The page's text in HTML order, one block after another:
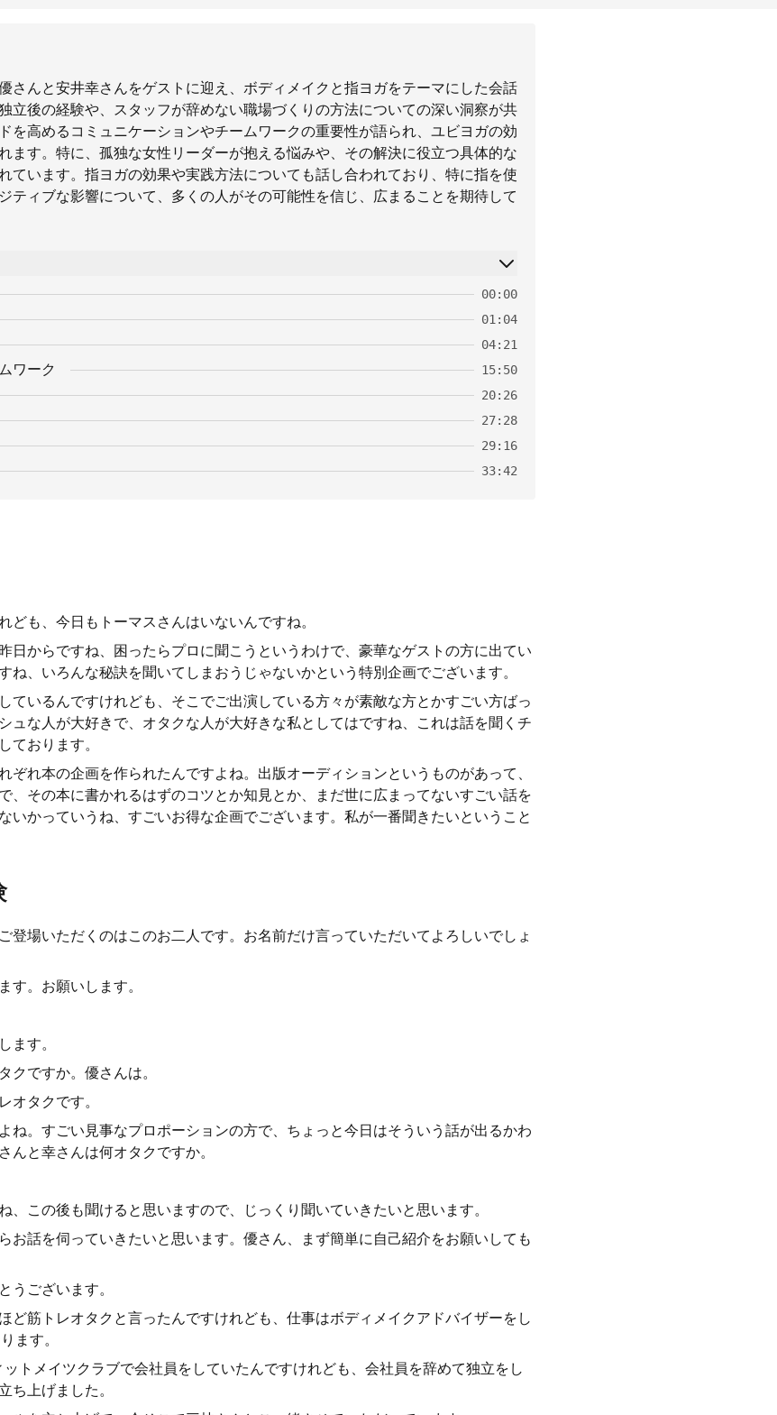
さんと安井幸さんをゲストに迎え、ボディメイクと指ヨガをテーマにした会話
立後の経験や、スタッフが辞めない職場づくりの方法についての深い洞察が共
を高めるコミュニケーションやチームワークの重要性が語られ、ユビヨガの効
ます。特に、孤独な女性リーダーが抱える悩みや、その解決に役立つ具体的な
ています。指ヨガの効果や実践方法についても話し合われており、特に指を使
ティブな影響について、多くの人がその可能性を信じ、広まることを期待して
00:00
01:04
04:21
ワーク 15:50
20:26
27:28
29:16
33:42
ども、今日もトーマスさんはいないんですね。
日からですね、困ったらプロに聞こうというわけで、豪華なゲストの方に出てい
ね、いろんな秘訣を聞いてしまおうじゃないかという特別企画でございます。
ているんですけれども、そこでご出演している方々が素敵な方とかすごい方ばっ
ュな人が大好きで、オタクな人が大好きな私としてはですね、これは話を聞くチ
ております。
ぞれ本の企画を作られたんですよね。出版オーディションというものがあって、
、その本に書かれるはずのコツとか知見とか、まだ世に広まってないすごい話を
いかっていうね、すごいお得な企画でございます。私が一番聞きたいということ
登場いただくのはこのお二人です。お名前だけ言っていただいてよろしいでしょ
す。お願いします。
ます。
クですか。優さんは。
オタクです。
ね。すごい見事なプロポーションの方で、ちょっと今日はそういう話が出るかわ
んと幸さんは何オタクですか。
、この後も聞けると思いますので、じっくり聞いていきたいと思います。
お話を伺っていきたいと思います。優さん、まず簡単に自己紹介をお願いしても
うございます。
ど筋トレオタクと言ったんですけれども、仕事はボディメイクアドバイザーをし
ます。
トメイツクラブで会社員をしていたんですけれども、会社員を辞めて独立をし
ち上げました。